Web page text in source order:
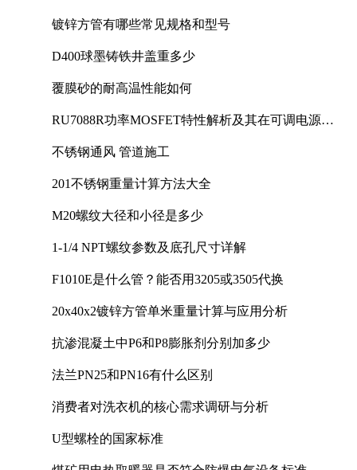
镀锌方管有哪些常见规格和型号
D400球墨铸铁井盖重多少
覆膜砂的耐高温性能如何
RU7088R功率MOSFET特性解析及其在可调电源设
不锈钢通风 管道施工
201不锈钢重量计算方法大全
M20螺纹大径和小径是多少
1-1/4 NPT螺纹参数及底孔尺寸详解
F1010E是什么管？能否用3205或3505代换
20x40x2镀锌方管单米重量计算与应用分析
抗渗混凝土中P6和P8膨胀剂分别加多少
法兰PN25和PN16有什么区别
消费者对洗衣机的核心需求调研与分析
U型螺栓的国家标准